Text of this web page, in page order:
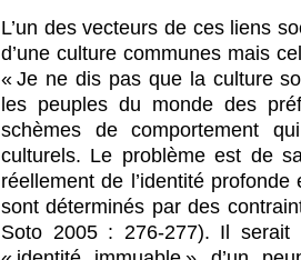
L’un des vecteurs de ces liens
d’une culture communes mais
« Je ne dis pas que la culture
les peuples du monde des
schèmes de comportement
culturels. Le problème est de
réellement de l’identité
sont déterminés par des
Soto 2005 : 276-277). Il serait